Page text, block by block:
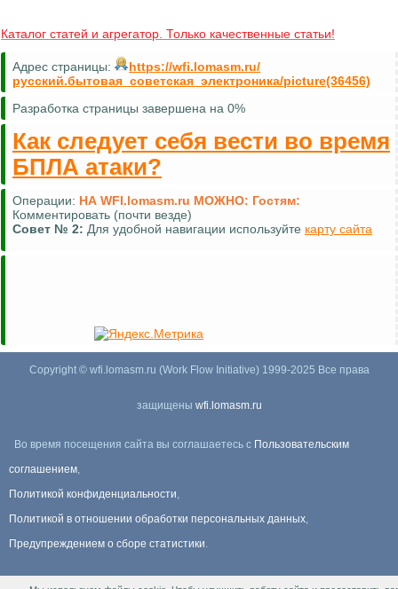
Каталог статей и агрегатор. Только качественные статьи!
Адрес страницы:
https://wfi.lomasm.ru/
русский.бытовая_советская_электроника/picture(36456)
Разработка страницы завершена на 0%
Как следует себя вести во время
БПЛА атаки?
Операции: НА WFI.lomasm.ru МОЖНО: Гостям:
Комментировать (почти везде)
Совет № 2: Для удобной навигации используйте карту сайта
Copyright © wfi.lomasm.ru (Work Flow Initiative) 1999-2025 Все права
защищены wfi.lomasm.ru
Во время посещения сайта вы соглашаетесь с Пользовательским
соглашением,
Политикой конфиденциальности,
Политикой в отношении обработки персональных данных,
Предупреждением о сборе статистики.